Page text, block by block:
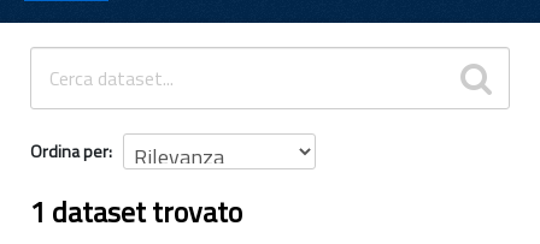
TEMI
INFORMAZIONI
Ordina per
1 dataset trovato